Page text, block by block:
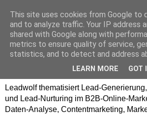
Leadwolf thematisiert Lead-
und Lead-Nurturing im B2B-Online-
Daten-Analyse, Contentmarketing,
This site uses cookies from Google to
and to analyze traffic. Your IP address
shared with Google along with
metrics to ensure quality of service,
statistics, and to detect and address
LEARN MORE GOT